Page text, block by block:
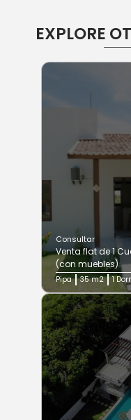
EXPLORE
Consultar
Venta flat de 1
(con muebles)
Pipa 35 m2 1